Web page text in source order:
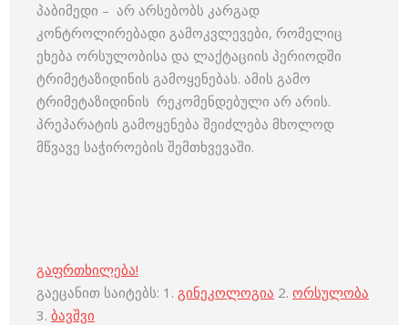
პაბიმედი – არ არსებობს კარგად
კონტროლირებადი გამოკვლევები, რომელიც
ეხება ორსულობისა და ლაქტაციის პერიოდში
ტრიმეტაზიდინის გამოყენებას. ამის გამო
ტრიმეტაზიდინის რეკომენდებული არ არის.
პრეპარატის გამოყენება შეიძლება მხოლოდ
მწვავე საჭიროების შემთხვევაში.
გაფრთხილება!
გაეცანით საიტებს: 1. გინეკოლოგია 2. ორსულობა
3. ბავშვი